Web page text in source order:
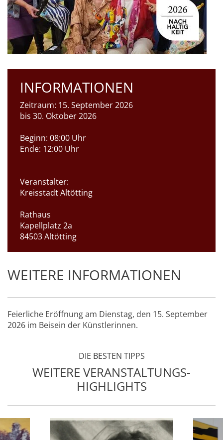
INFORMATIONEN
Zeitraum: 15. September 2026
bis 30. Oktober 2026
Beginn: 08:00 Uhr
Ende: 12:00 Uhr
Veranstalter:
Kreisstadt Altötting
Rathaus
Kapellplatz 2a
84503 Altötting
WEITERE INFORMATIONEN
Feierliche Eröffnung am Dienstag, den 15. September
2026 im Beisein der Künstlerinnen.
DIE BESTEN TIPPS
WEITERE VERANSTALTUNGS-
HIGHLIGHTS